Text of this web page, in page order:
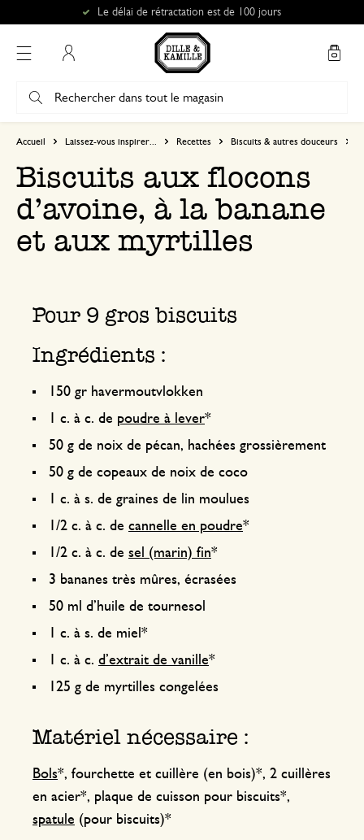
Le délai de rétractation est de 100 jours
Accueil Laissez-vous inspirer... Recettes Biscuits & autres douceurs
Biscuits aux flocons
d’avoine, à la banane
et aux myrtilles
Pour 9 gros biscuits
Ingrédients :
150 gr havermoutvlokken
1 c. à c. de poudre à lever*
50 g de noix de pécan, hachées grossièrement
50 g de copeaux de noix de coco
1 c. à s. de graines de lin moulues
1/2 c. à c. de cannelle en poudre*
1/2 c. à c. de sel (marin) fin*
3 bananes très mûres, écrasées
50 ml d’huile de tournesol
1 c. à s. de miel*
1 c. à c. d’extrait de vanille*
125 g de myrtilles congelées
Matériel nécessaire :
Bols*, fourchette et cuillère (en bois)*, 2 cuillères
en acier*, plaque de cuisson pour biscuits*,
spatule (pour biscuits)*